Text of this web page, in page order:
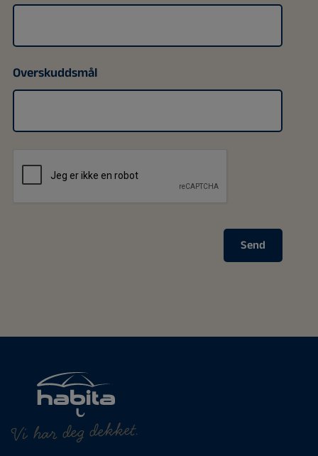
Overskuddsmål
Send
Vi har deg dekket.